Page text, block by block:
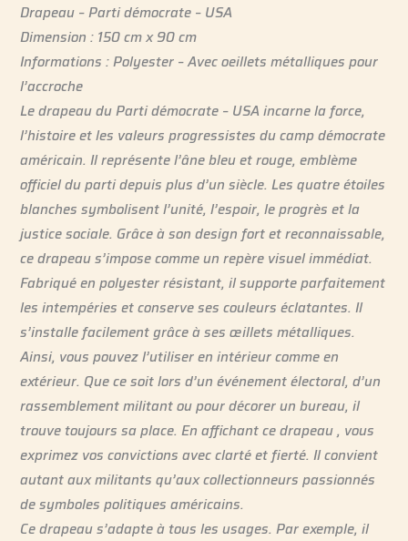
Drapeau – Parti démocrate – USA
Dimension : 150 cm x 90 cm
Informations : Polyester – Avec oeillets métalliques pour
l’accroche
Le drapeau du Parti démocrate – USA incarne la force,
l’histoire et les valeurs progressistes du camp démocrate
américain. Il représente l’âne bleu et rouge, emblème
officiel du parti depuis plus d’un siècle. Les quatre étoiles
blanches symbolisent l’unité, l’espoir, le progrès et la
justice sociale. Grâce à son design fort et reconnaissable,
ce drapeau s’impose comme un repère visuel immédiat.
Fabriqué en polyester résistant, il supporte parfaitement
les intempéries et conserve ses couleurs éclatantes. Il
s’installe facilement grâce à ses œillets métalliques.
Ainsi, vous pouvez l’utiliser en intérieur comme en
extérieur. Que ce soit lors d’un événement électoral, d’un
rassemblement militant ou pour décorer un bureau, il
trouve toujours sa place. En affichant ce drapeau , vous
exprimez vos convictions avec clarté et fierté. Il convient
autant aux militants qu’aux collectionneurs passionnés
de symboles politiques américains.
Ce drapeau s’adapte à tous les usages. Par exemple, il